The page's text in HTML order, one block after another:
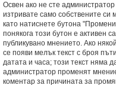
Освен ако не сте
изтривате само собствените
като натиснете бутона
понякога този бутон е активен
публикувано мнението. Ако
се появи мелък текст с броя
датата и часа; този текст няма
администратор променят
коментар за причината за